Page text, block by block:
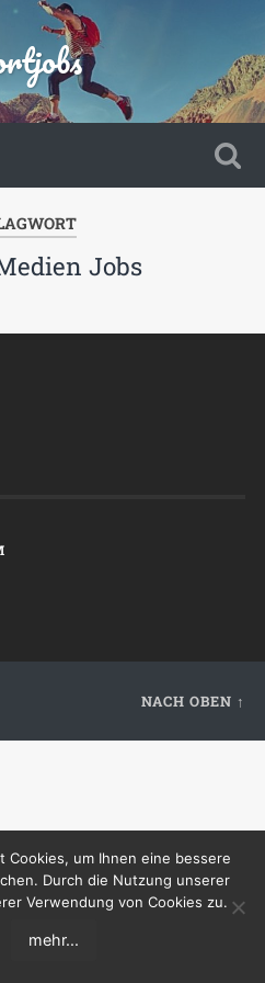
Jobs
NACH OBEN ↑
Cookies, um Ihnen eine bessere
Durch die Nutzung unserer
Verwendung von Cookies zu.
mehr...